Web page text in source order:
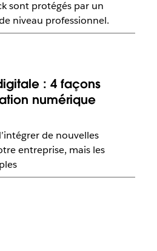
sont protégés par un
niveau professionnel.
: 4 façons
numérique
de nouvelles
entreprise, mais les